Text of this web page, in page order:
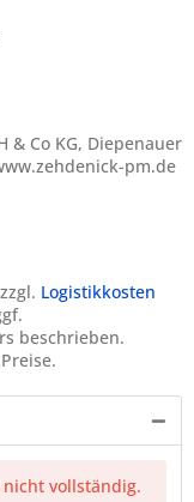
& Co KG, Diepenauer
pm.de
Logistikkosten
beschrieben.
vollständig.